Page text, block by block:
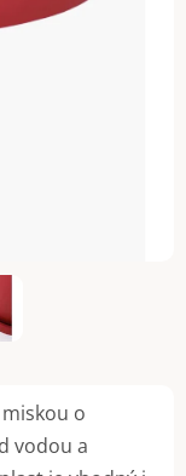
o
vodou a